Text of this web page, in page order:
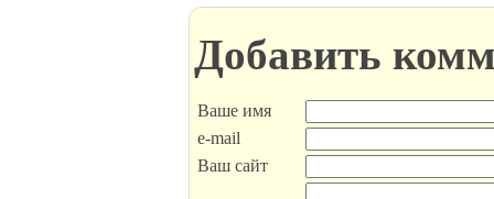
Добавить
Ваше имя
e-mail
Ваш сайт